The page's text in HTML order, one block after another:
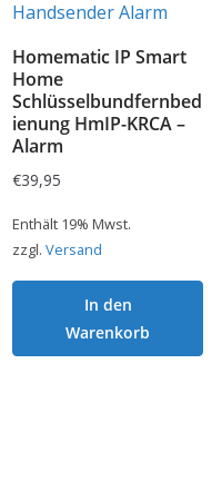
Homematic IP Smart
Home
Schlüsselbundfernbed
ienung HmIP-KRCA –
Alarm
€39,95
Enthält 19% Mwst.
zzgl.Versand
In den
Warenkorb